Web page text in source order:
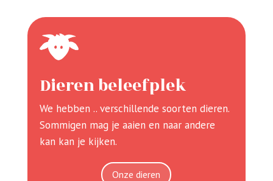
Dieren beleefplek
We hebben .. verschillende soorten dieren.
Sommigen mag je aaien en naar andere
kan kan je kijken.
Onze dieren